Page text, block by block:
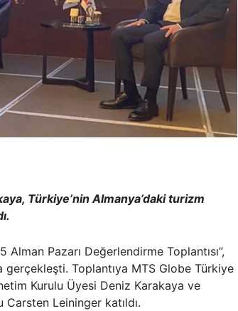
Türkiye’nin Almanya’daki turizm
Pazarı Değerlendirme Toplantısı”,
Toplantıya MTS Globe Türkiye
Kurulu Üyesi Deniz Karakaya ve
Carsten Leininger katıldı.